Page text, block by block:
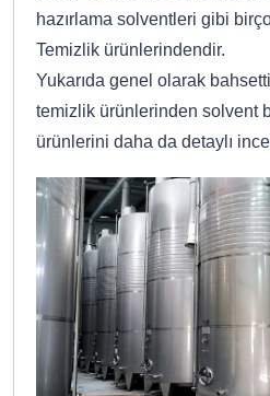
hazırlama solventleri gibi
Temizlik ürünlerindendir.
Yukarıda genel olarak
temizlik ürünlerinden solvent
ürünlerini daha da detaylı